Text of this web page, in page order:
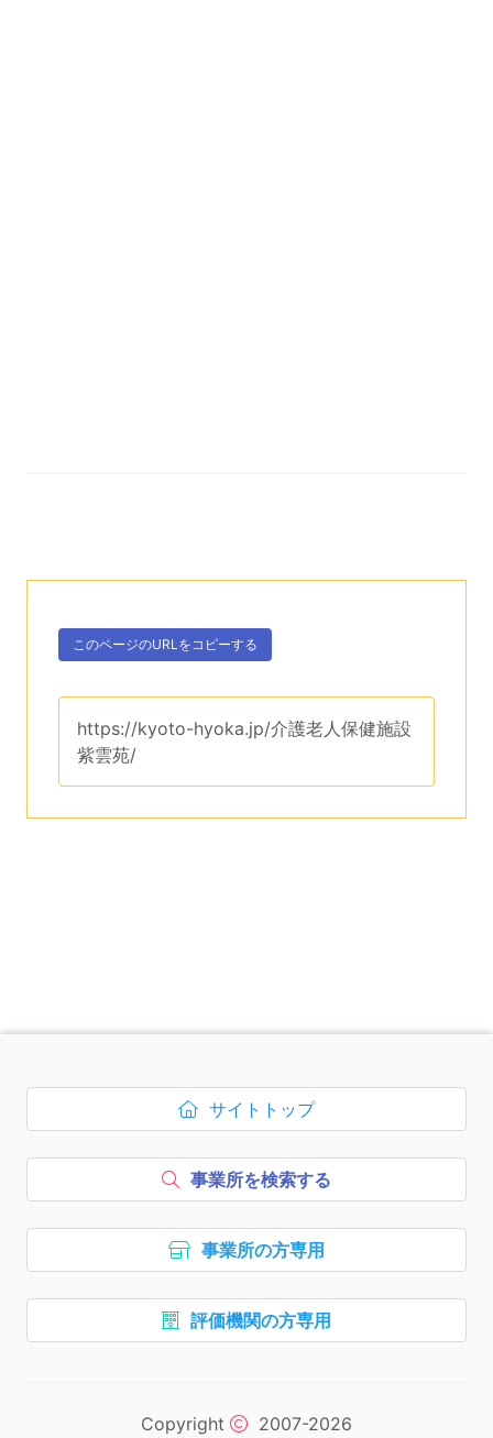
ボタン、
このページのURLを コピーする
。
このページのURLは、
https://kyoto-hyoka.jp/介護老人保健施設
紫雲苑/
次のコンテンツはページのフ
ボタン1、
サイトトップ
を開く
ボタン2、
事業所を検索する
ボタン3、
事業所の方専用
ボタン4、
評価機関の方専用
Copyright 2007-2026